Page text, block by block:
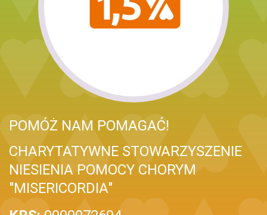
POMÓŻ NAM POMAGAĆ!
CHARYTATYWNE STOWARZYSZENIE
NIESIENIA POMOCY CHORYM
"MISERICORDIA"